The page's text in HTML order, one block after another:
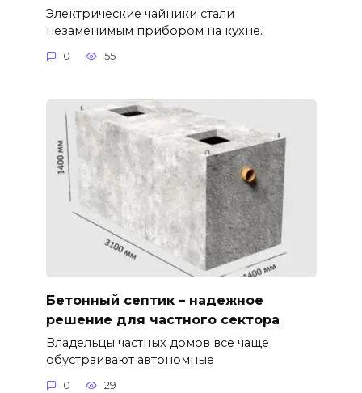
Электрические чайники стали
незаменимым прибором на кухне.
0 55
Бетонный септик – надежное
решение для частного сектора
Владельцы частных домов все чаще
обустраивают автономные
0 29